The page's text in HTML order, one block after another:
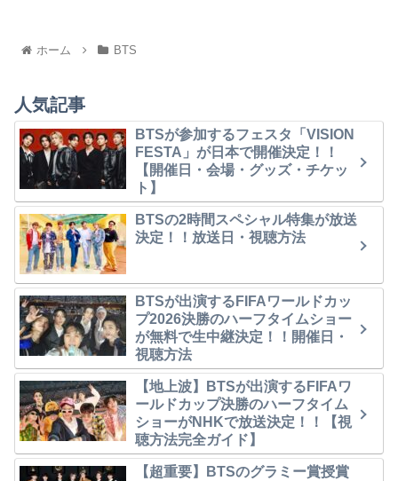
ホーム BTS
人気記事
BTSが参加するフェスタ「VISION
FESTA」が日本で開催決定！！
【開催日・会場・グッズ・チケッ
ト】
BTSの2時間スペシャル特集が放送
決定！！放送日・視聴方法
BTSが出演するFIFAワールドカッ
プ2026決勝のハーフタイムショー
が無料で生中継決定！！開催日・
視聴方法
【地上波】BTSが出演するFIFAワ
ールドカップ決勝のハーフタイム
ショーがNHKで放送決定！！【視
聴方法完全ガイド】
【超重要】BTSのグラミー賞授賞